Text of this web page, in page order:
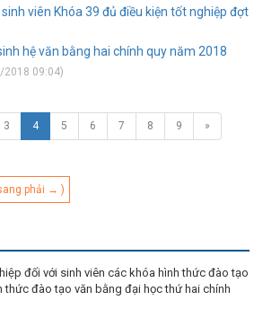
viên Khóa 39 đủ điều kiện tốt nghiệp đợt
hệ văn bằng hai chính quy năm 2018
2018 09:04)
3 4 5 6 7 8 9 »
phải → )
đối với sinh viên các khóa hình thức đào tạo
thức đào tạo văn bằng đại học thứ hai chính